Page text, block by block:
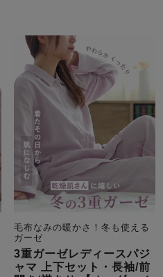
毛布なみの暖かさ！冬も使える
ガーゼ
3重ガーゼレディースパジ
ャマ 上下セット・長袖/前